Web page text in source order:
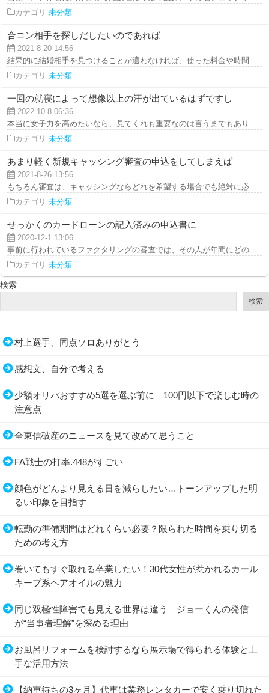
カテゴリ 未分類
合コン相手を探しだしたいのであれば
2021-8-20 14:56
結果的に結婚相手を見つけることが適わなければ、使った料金や時間が水
カテゴリ 未分類
一回の就寝によって想像以上の汗が出ているはずですし
2022-10-8 06:36
本当に女子力を高めたいなら、見てくれも重要なのは言うまでもありませ
カテゴリ 未分類
あまり軽く新規キャッシング審査の申込をしてしまえば
2021-8-26 13:56
もちろん審査は、キャッシングならどれを希望する場合でも絶対に必要で
カテゴリ 未分類
せっかくのカードローンの記入済みの申込書に
2020-12-1 13:06
事前に行われているファクタリングの審査では、その人が年間にどのくら
カテゴリ 未分類
検索
検索
村上選手、同点ソロありがとう
感想文、自分で考える
少額オリパおすすめ5選を選ぶ前に｜100円以下で楽しむ時の
注意点
全東信破産のニュースを見て改めて思うこと
FA戦士の打率.448がすごい
顔色がどんより見える日を減らしたい…トーンアップした明
るい印象を目指す
転勤の準備期間はどれくらい必要？限られた時間を乗り切る
ための考え方
巻いてもすぐ取れる卒業したい！30代女性が惹かれるカール
キープ系ヘアオイルの魅力
同じ双極性障害でも見える世界は違う｜ジョーくんの発信
が“当事者理解”を深める理由
お風呂リフォームを検討するなら展示場で得られる体験と上
手な活用方法
【納車待ちの3ヶ月】代車は業務レンタカーで安く乗り切れた